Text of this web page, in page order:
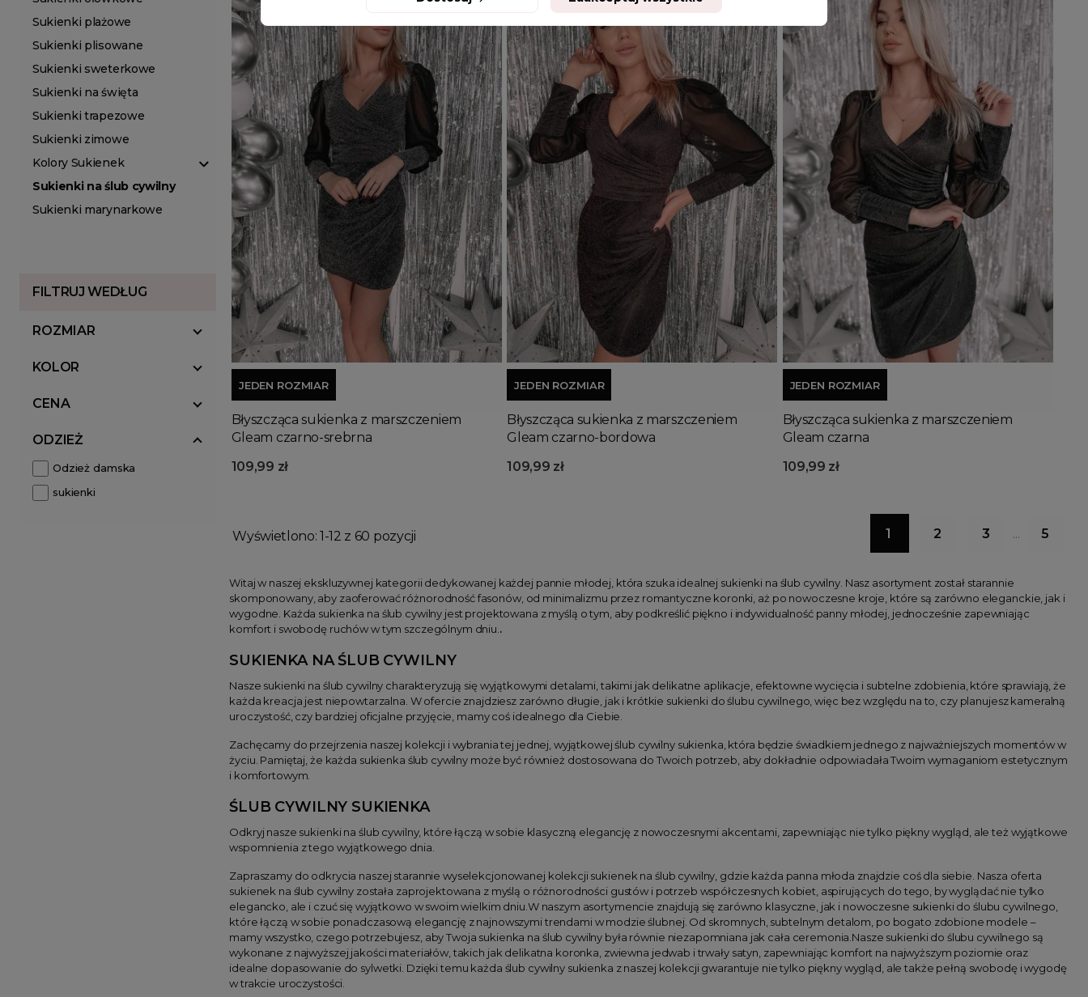
Sukienki plażowe
Sukienki plisowane
Sukienki sweterkowe
Sukienki na święta
Sukienki trapezowe
Sukienki zimowe
Kolory Sukienek
Sukienki na ślub cywilny
Sukienki marynarkowe
FILTRUJ WEDŁUG
ROZMIAR
KOLOR
CENA
ODZIEŻ
Odzież damska
sukienki
Dodaj do koszyka
JEDEN ROZMIAR
Błyszcząca sukienka z marszczeniem
Gleam czarno-srebrna
109,99 zł
Dodaj do koszyka
JEDEN ROZMIAR
Błyszcząca sukienka z marszczeniem
Gleam czarno-bordowa
109,99 zł
JEDEN ROZMIAR
Błyszcząca sukienka z marszczeniem
Gleam czarna
109,99 zł
Wyświetlono: 1-12 z 60 pozycji 1 2 3 … 5
Witaj w naszej ekskluzywnej kategorii dedykowanej każdej pannie młodej, która szuka idealnej sukienki na ślub cywilny. Nasz asortyment został starannie
skomponowany, aby zaoferować różnorodność fasonów, od minimalizmu przez romantyczne koronki, aż po nowoczesne kroje, które są zarówno eleganckie, jak i
wygodne. Każda sukienka na ślub cywilny jest projektowana z myślą o tym, aby podkreślić piękno i indywidualność panny młodej, jednocześnie zapewniając
komfort i swobodę ruchów w tym szczególnym dniu..
SUKIENKA NA ŚLUB CYWILNY
Nasze sukienki na ślub cywilny charakteryzują się wyjątkowymi detalami, takimi jak delikatne aplikacje, efektowne wycięcia i subtelne zdobienia, które sprawiają, że
każda kreacja jest niepowtarzalna. W ofercie znajdziesz zarówno długie, jak i krótkie sukienki do ślubu cywilnego, więc bez względu na to, czy planujesz kameralną
uroczystość, czy bardziej oficjalne przyjęcie, mamy coś idealnego dla Ciebie.
Zachęcamy do przejrzenia naszej kolekcji i wybrania tej jednej, wyjątkowej ślub cywilny sukienka, która będzie świadkiem jednego z najważniejszych momentów w
życiu. Pamiętaj, że każda sukienka ślub cywilny może być również dostosowana do Twoich potrzeb, aby dokładnie odpowiadała Twoim wymaganiom estetycznym
i komfortowym.
ŚLUB CYWILNY SUKIENKA
Odkryj nasze sukienki na ślub cywilny, które łączą w sobie klasyczną elegancję z nowoczesnymi akcentami, zapewniając nie tylko piękny wygląd, ale też wyjątkowe
wspomnienia z tego wyjątkowego dnia.
Zapraszamy do odkrycia naszej starannie wyselekcjonowanej kolekcji sukienek na ślub cywilny, gdzie każda panna młoda znajdzie coś dla siebie. Nasza oferta
sukienek na ślub cywilny została zaprojektowana z myślą o różnorodności gustów i potrzeb współczesnych kobiet, aspirujących do tego, by wyglądać nie tylko
elegancko, ale i czuć się wyjątkowo w swoim wielkim dniu.W naszym asortymencie znajdują się zarówno klasyczne, jak i nowoczesne sukienki do ślubu cywilnego,
które łączą w sobie ponadczasową elegancję z najnowszymi trendami w modzie ślubnej. Od skromnych, subtelnym detalom, po bogato zdobione modele –
mamy wszystko, czego potrzebujesz, aby Twoja sukienka na ślub cywilny była równie niezapomniana jak cała ceremonia.Nasze sukienki do ślubu cywilnego są
wykonane z najwyższej jakości materiałów, takich jak delikatna koronka, zwiewna jedwab i trwały satyn, zapewniając komfort na najwyższym poziomie oraz
idealne dopasowanie do sylwetki. Dzięki temu każda ślub cywilny sukienka z naszej kolekcji gwarantuje nie tylko piękny wygląd, ale także pełną swobodę i wygodę
w trakcie uroczystości.